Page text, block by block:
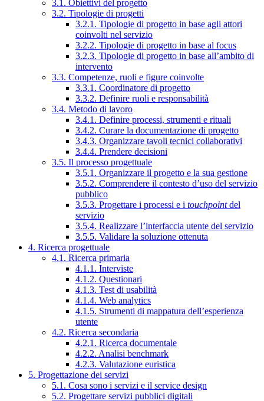
3.1. Obiettivi del progetto
3.2. Tipologie di progetti
3.2.1. Tipologie di progetto in base agli attori
coinvolti nel servizio
3.2.2. Tipologie di progetto in base al focus
3.2.3. Tipologie di progetto in base all’ambito di
intervento
3.3. Competenze, ruoli e figure coinvolte
3.3.1. Coordinatore di progetto
3.3.2. Definire ruoli e responsabilità
3.4. Metodo di lavoro
3.4.1. Definire processi, strumenti e rituali
3.4.2. Curare la documentazione di progetto
3.4.3. Organizzare tavoli tecnici collaborativi
3.4.4. Prendere decisioni
3.5. Il processo progettuale
3.5.1. Organizzare il progetto e la sua gestione
3.5.2. Comprendere il contesto d’uso del servizio
pubblico
3.5.3. Progettare i processi e i touchpointdel
servizio
3.5.4. Realizzare l’interfaccia utente del servizio
3.5.5. Validare la soluzione ottenuta
4. Ricerca progettuale
4.1. Ricerca primaria
4.1.1. Interviste
4.1.2. Questionari
4.1.3. Test di usabilità
4.1.4. Web analytics
4.1.5. Strumenti di mappatura dell’esperienza
utente
4.2. Ricerca secondaria
4.2.1. Ricerca documentale
4.2.2. Analisi benchmark
4.2.3. Valutazione euristica
5. Progettazione dei servizi
5.1. Cosa sono i servizi e il service design
5.2. Progettare servizi pubblici digitali